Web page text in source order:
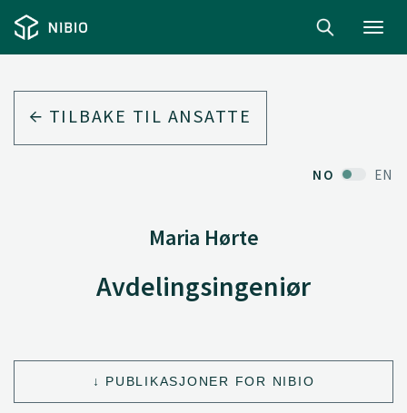
TILBAKE TIL ANSATTE
NO EN
Maria Hørte
Avdelingsingeniør
PUBLIKASJONER FOR NIBIO